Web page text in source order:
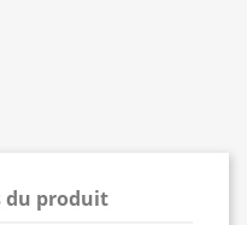
du produit